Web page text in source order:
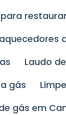
Laudo
gás
gás em